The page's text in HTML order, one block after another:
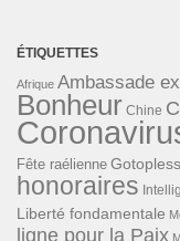
ÉTIQUETTES
Afrique Ambassade
Bonheur Chine
Fête raélienne Gotopless
honoraires
Liberté fondamentale
ligne pour la Paix